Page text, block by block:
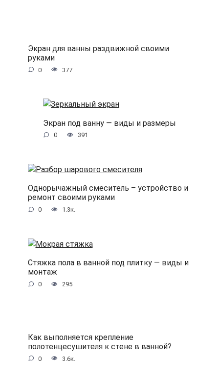
Экран для ванны раздвижной своими
руками
0 377
Экран под ванну — виды и размеры
0 391
Однорычажный смеситель – устройство и
ремонт своими руками
0 1.3к.
Стяжка пола в ванной под плитку — виды и
монтаж
0 295
Как выполняется крепление
полотенцесушителя к стене в ванной?
0 3.6к.